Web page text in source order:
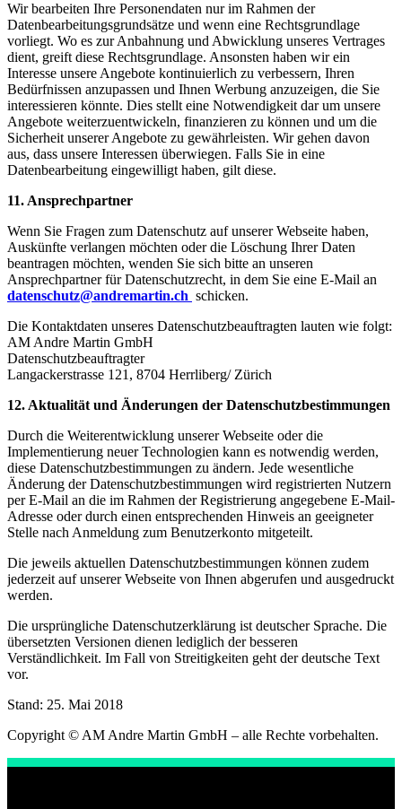
Wir bearbeiten Ihre Personendaten nur im Rahmen der
Datenbearbeitungsgrundsätze und wenn eine Rechtsgrundlage
vorliegt. Wo es zur Anbahnung und Abwicklung unseres Vertrages
dient, greift diese Rechtsgrundlage. Ansonsten haben wir ein
Interesse unsere Angebote kontinuierlich zu verbessern, Ihren
Bedürfnissen anzupassen und Ihnen Werbung anzuzeigen, die Sie
interessieren könnte. Dies stellt eine Notwendigkeit dar um unsere
Angebote weiterzuentwickeln, finanzieren zu können und um die
Sicherheit unserer Angebote zu gewährleisten. Wir gehen davon
aus, dass unsere Interessen überwiegen. Falls Sie in eine
Datenbearbeitung eingewilligt haben, gilt diese.
11. Ansprechpartner
Wenn Sie Fragen zum Datenschutz auf unserer Webseite haben,
Auskünfte verlangen möchten oder die Löschung Ihrer Daten
beantragen möchten, wenden Sie sich bitte an unseren
Ansprechpartner für Datenschutzrecht, in dem Sie eine E-Mail an
datenschutz@andremartin.ch schicken.
Die Kontaktdaten unseres Datenschutzbeauftragten lauten wie folgt:
AM Andre Martin GmbH
Datenschutzbeauftragter
Langackerstrasse 121, 8704 Herrliberg/ Zürich
12. Aktualität und Änderungen der Datenschutzbestimmungen
Durch die Weiterentwicklung unserer Webseite oder die
Implementierung neuer Technologien kann es notwendig werden,
diese Datenschutzbestimmungen zu ändern. Jede wesentliche
Änderung der Datenschutzbestimmungen wird registrierten Nutzern
per E-Mail an die im Rahmen der Registrierung angegebene E-Mail-
Adresse oder durch einen entsprechenden Hinweis an geeigneter
Stelle nach Anmeldung zum Benutzerkonto mitgeteilt.
Die jeweils aktuellen Datenschutzbestimmungen können zudem
jederzeit auf unserer Webseite von Ihnen abgerufen und ausgedruckt
werden.
Die ursprüngliche Datenschutzerklärung ist deutscher Sprache. Die
übersetzten Versionen dienen lediglich der besseren
Verständlichkeit. Im Fall von Streitigkeiten geht der deutsche Text
vor.
Stand: 25. Mai 2018
Copyright © AM Andre Martin GmbH – alle Rechte vorbehalten.